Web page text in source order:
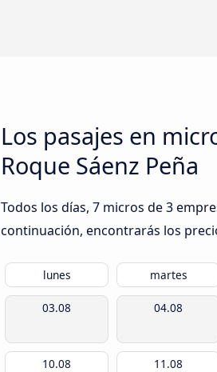
Los pasajes en
Roque Sáenz Peña
Todos los días, 7 micros de 3
continuación, encontrarás los
lunes martes
03.08 04.08
10.08 11.08